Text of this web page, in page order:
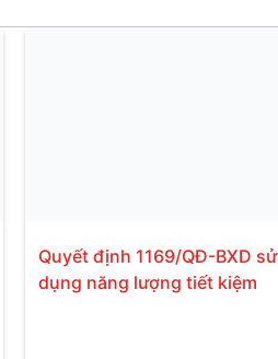
Quyết định 1169/QĐ-BXD sử
dụng năng lượng tiết kiệm